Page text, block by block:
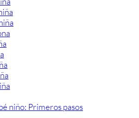
niño: Primeros pasos